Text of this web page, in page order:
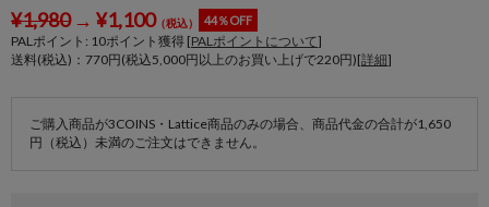
¥1,980→ ¥1,100（税込） 44％OFF
PALポイント: 10ポイント獲得 [PALポイントについて]
送料(税込)：770円(税込5,000円以上のお買い上げで220円)[詳細]
ご購入商品が3COINS・Lattice商品のみの場合、商品代金の合計が1,650
円（税込）未満のご注文はできません。